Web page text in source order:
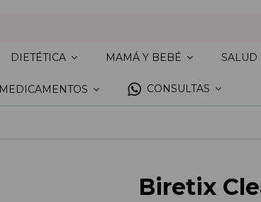
DIETÉTICA MAMÁ Y BEBÉ SALUD
MEDICAMENTOS CONSULTAS
Biretix